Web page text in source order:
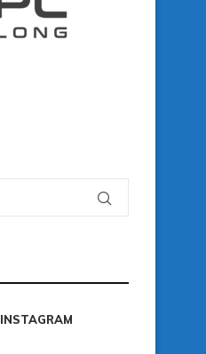
INSTAGRAM